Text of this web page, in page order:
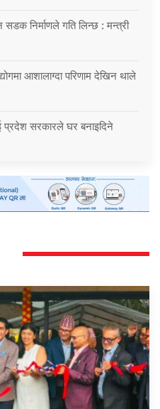
निर्माणले गति लिन्छ : मन्त्री
आशालाग्दा परिणाम देखिन थाले
प्रदेश सरकारले घर बनाइदिने